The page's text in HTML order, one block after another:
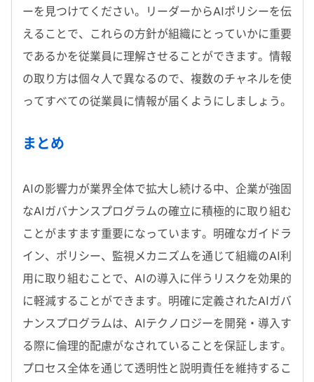
ーを見つけてください。リーダーからAIポリシーを伝
えることで、これらの方針が組織にとっていかに重要
であるかを従業員に理解させることができます。情報
の取り方は個々人で異なるので、複数のチャネルを使
ってすべての従業員に情報が届くようにしましょう。
まとめ
AIの影響力が業界全体で拡大し続ける中、企業が強固
なAIガバナンスプログラムの確立に積極的に取り組む
ことがますます重要になっています。明確なガイドラ
イン、ポリシー、監視メカニズムを通じて組織のAI利
用に取り組むことで、AIの導入に伴うリスクを効果的
に軽減することができます。明確に定義されたAIガバ
ナンスプログラムは、AIテクノロジーを開発・導入す
る際に倫理的配慮がなされていることを保証します。
プロセス全体を通じて透明性と説明責任を維持するこ